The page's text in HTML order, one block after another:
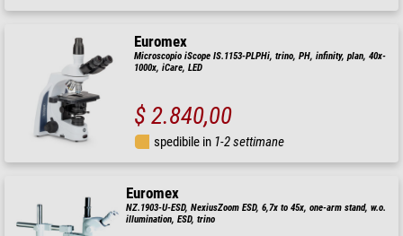
Euromex
Microscopio iScope IS.1153-PLPHi, trino, PH, infinity, plan, 40x-
1000x, iCare, LED
$ 2.840,00
spedibile in 1-2 settimane
Euromex
NZ.1903-U-ESD, NexiusZoom ESD, 6,7x to 45x, one-arm stand, w.o.
illumination, ESD, trino